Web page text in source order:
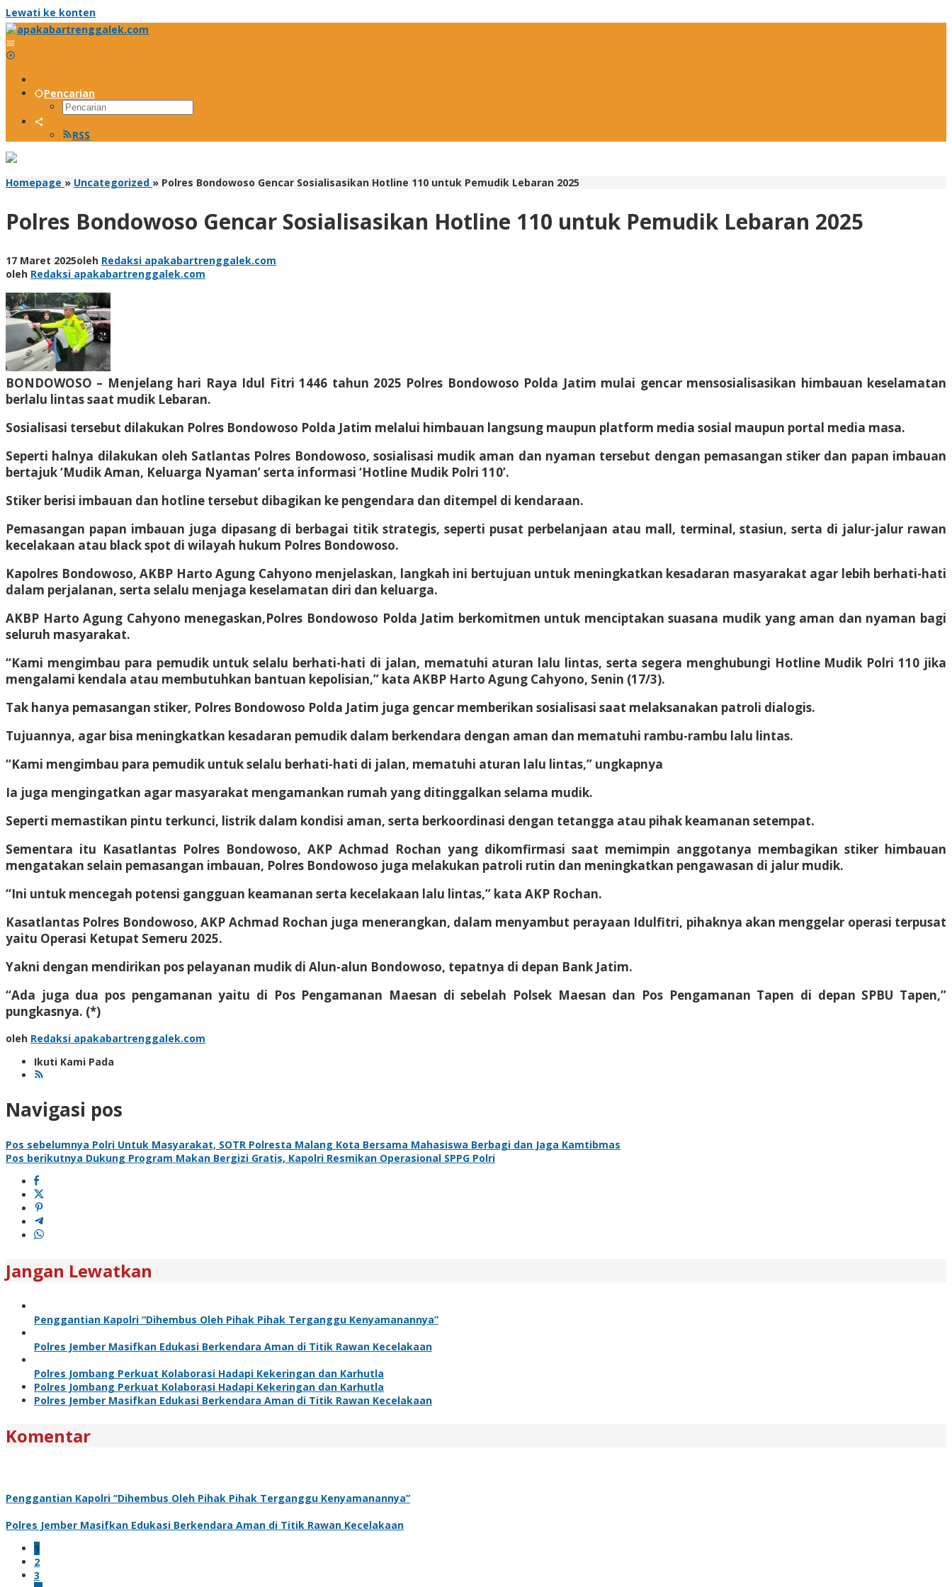
Lewati ke konten
Pencarian
RSS
Homepage » Uncategorized » Polres Bondowoso Gencar Sosialisasikan Hotline 110 untuk Pemudik Lebaran 2025
Polres Bondowoso Gencar Sosialisasikan Hotline 110 untuk Pemudik Lebaran 2025
17 Maret 2025oleh Redaksi apakabartrenggalek.com
oleh Redaksi apakabartrenggalek.com
BONDOWOSO – Menjelang hari Raya Idul Fitri 1446 tahun 2025 Polres Bondowoso Polda Jatim mulai gencar mensosialisasikan himbauan keselamatan
berlalu lintas saat mudik Lebaran.
Sosialisasi tersebut dilakukan Polres Bondowoso Polda Jatim melalui himbauan langsung maupun platform media sosial maupun portal media masa.
Seperti halnya dilakukan oleh Satlantas Polres Bondowoso, sosialisasi mudik aman dan nyaman tersebut dengan pemasangan stiker dan papan imbauan
bertajuk ‘Mudik Aman, Keluarga Nyaman’ serta informasi ‘Hotline Mudik Polri 110’.
Stiker berisi imbauan dan hotline tersebut dibagikan ke pengendara dan ditempel di kendaraan.
Pemasangan papan imbauan juga dipasang di berbagai titik strategis, seperti pusat perbelanjaan atau mall, terminal, stasiun, serta di jalur-jalur rawan
kecelakaan atau black spot di wilayah hukum Polres Bondowoso.
Kapolres Bondowoso, AKBP Harto Agung Cahyono menjelaskan, langkah ini bertujuan untuk meningkatkan kesadaran masyarakat agar lebih berhati-hati
dalam perjalanan, serta selalu menjaga keselamatan diri dan keluarga.
AKBP Harto Agung Cahyono menegaskan,Polres Bondowoso Polda Jatim berkomitmen untuk menciptakan suasana mudik yang aman dan nyaman bagi
seluruh masyarakat.
“Kami mengimbau para pemudik untuk selalu berhati-hati di jalan, mematuhi aturan lalu lintas, serta segera menghubungi Hotline Mudik Polri 110 jika
mengalami kendala atau membutuhkan bantuan kepolisian,” kata AKBP Harto Agung Cahyono, Senin (17/3).
Tak hanya pemasangan stiker, Polres Bondowoso Polda Jatim juga gencar memberikan sosialisasi saat melaksanakan patroli dialogis.
Tujuannya, agar bisa meningkatkan kesadaran pemudik dalam berkendara dengan aman dan mematuhi rambu-rambu lalu lintas.
“Kami mengimbau para pemudik untuk selalu berhati-hati di jalan, mematuhi aturan lalu lintas,” ungkapnya
Ia juga mengingatkan agar masyarakat mengamankan rumah yang ditinggalkan selama mudik.
Seperti memastikan pintu terkunci, listrik dalam kondisi aman, serta berkoordinasi dengan tetangga atau pihak keamanan setempat.
Sementara itu Kasatlantas Polres Bondowoso, AKP Achmad Rochan yang dikomfirmasi saat memimpin anggotanya membagikan stiker himbauan
mengatakan selain pemasangan imbauan, Polres Bondowoso juga melakukan patroli rutin dan meningkatkan pengawasan di jalur mudik.
“Ini untuk mencegah potensi gangguan keamanan serta kecelakaan lalu lintas,” kata AKP Rochan.
Kasatlantas Polres Bondowoso, AKP Achmad Rochan juga menerangkan, dalam menyambut perayaan Idulfitri, pihaknya akan menggelar operasi terpusat
yaitu Operasi Ketupat Semeru 2025.
Yakni dengan mendirikan pos pelayanan mudik di Alun-alun Bondowoso, tepatnya di depan Bank Jatim.
“Ada juga dua pos pengamanan yaitu di Pos Pengamanan Maesan di sebelah Polsek Maesan dan Pos Pengamanan Tapen di depan SPBU Tapen,”
pungkasnya. (*)
oleh Redaksi apakabartrenggalek.com
Ikuti Kami Pada
Navigasi pos
Pos sebelumnya Polri Untuk Masyarakat, SOTR Polresta Malang Kota Bersama Mahasiswa Berbagi dan Jaga Kamtibmas
Pos berikutnya Dukung Program Makan Bergizi Gratis, Kapolri Resmikan Operasional SPPG Polri
Jangan Lewatkan
Penggantian Kapolri “Dihembus Oleh Pihak Pihak Terganggu Kenyamanannya”
Polres Jember Masifkan Edukasi Berkendara Aman di Titik Rawan Kecelakaan
Polres Jombang Perkuat Kolaborasi Hadapi Kekeringan dan Karhutla
Polres Jombang Perkuat Kolaborasi Hadapi Kekeringan dan Karhutla
Polres Jember Masifkan Edukasi Berkendara Aman di Titik Rawan Kecelakaan
Komentar
Penggantian Kapolri “Dihembus Oleh Pihak Pihak Terganggu Kenyamanannya”
Polres Jember Masifkan Edukasi Berkendara Aman di Titik Rawan Kecelakaan
1
2
3